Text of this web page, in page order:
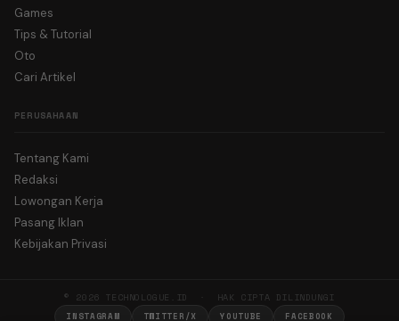
Games
Tips & Tutorial
Oto
Cari Artikel
PERUSAHAAN
Tentang Kami
Redaksi
Lowongan Kerja
Pasang Iklan
Kebijakan Privasi
© 2026 TECHNOLOGUE.ID · HAK CIPTA DILINDUNGI
INSTAGRAM TWITTER/X YOUTUBE FACEBOOK